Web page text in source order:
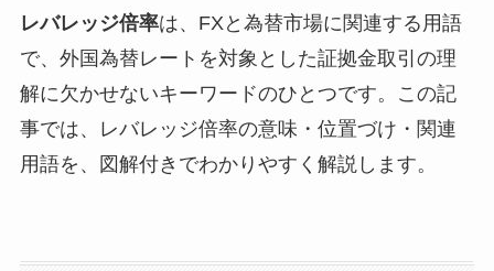
レバレッジ倍率は、FXと為替市場に関連する用語
で、外国為替レートを対象とした証拠金取引の理
解に欠かせないキーワードのひとつです。この記
事では、レバレッジ倍率の意味・位置づけ・関連
用語を、図解付きでわかりやすく解説します。